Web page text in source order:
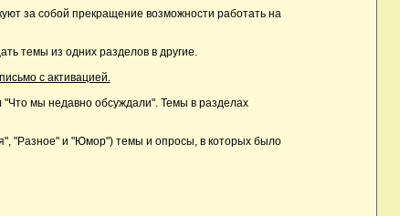
за собой прекращение возможности работать на
темы из одних разделов в другие.
с активацией.
мы недавно обсуждали". Темы в разделах
"Разное" и "Юмор") темы и опросы, в которых было